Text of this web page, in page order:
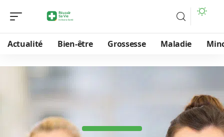
Actualité Bien-être Grossesse Maladie